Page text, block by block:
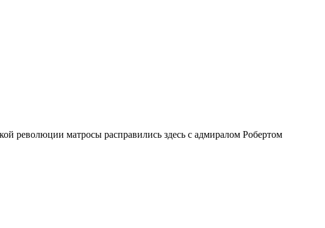
революции матросы расправились здесь с адмиралом Робертом